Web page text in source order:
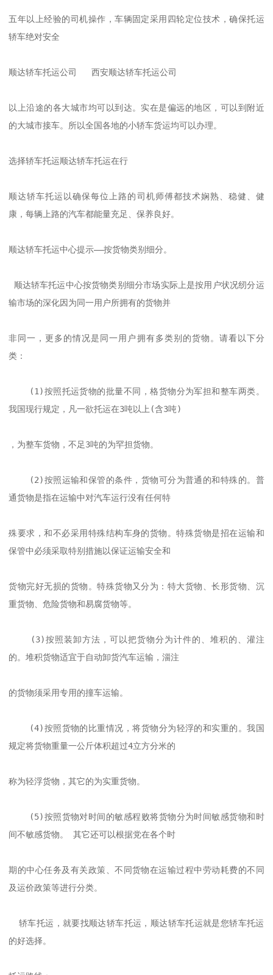
五年以上经验的司机操作，车辆固定采用四轮定位技术，确保托运
轿车绝对安全
顺达轿车托运公司   西安顺达轿车托运公司
以上沿途的各大城市均可以到达。实在是偏远的地区，可以到附近
的大城市接车。所以全国各地的小轿车货运均可以办理。
选择轿车托运顺达轿车托运在行
顺达轿车托运以确保每位上路的司机师傅都技术娴熟、稳健、健
康，每辆上路的汽车都能量充足、保养良好。
顺达轿车托运中心提示——按货物类别细分。
输市场的深化因为同一用户所拥有的货物并
非同一，更多的情况是同一用户拥有多类别的货物。请看以下分
类：
我国现行规定，凡一欲托运在3吨以上(含3吨)
，为整车货物，不足3吨的为罕担货物。
通货物是指在运输中对汽车运行没有任何特
殊要求，和不必采用特殊结构车身的货物。特殊货物是招在运输和
保管中必须采取特别措施以保证运输安全和
货物完好无损的货物。特殊货物又分为：特大货物、长形货物、沉
重货物、危险货物和易腐货物等。
的。堆积货物适宜于自动卸货汽车运输，淄注
的货物须采用专用的撞车运输。
规定将货物重量一公斤体积超过4立方分米的
称为轻浮货物，其它的为实重货物。
间不敏感货物。 其它还可以根据党在各个时
期的中心任务及有关政策、不同货物在运输过程中劳动耗费的不同
及运价政策等进行分类。
  轿车托运，就要找顺达轿车托运，顺达轿车托运就是您轿车托运
的好选择。